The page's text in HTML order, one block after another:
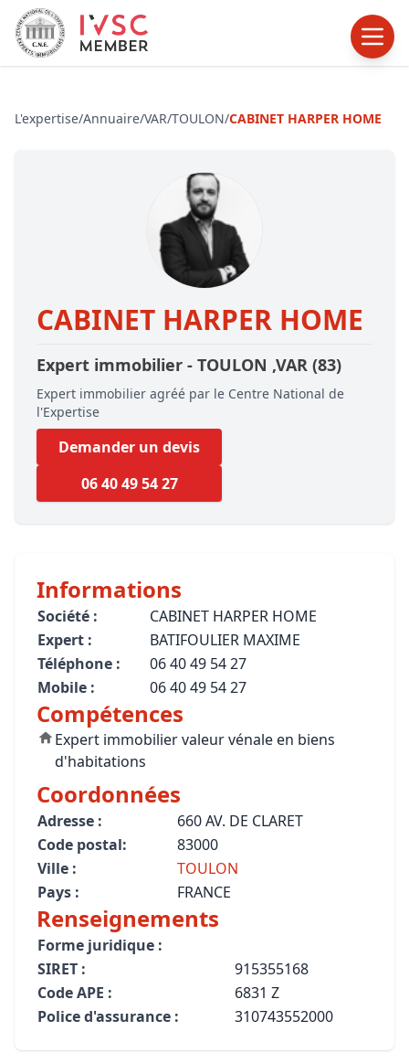
L'expertise/Annuaire/VAR/TOULON/CABINET HARPER HOME
CABINET HARPER HOME
Expert immobilier - TOULON ,VAR (83)
Expert immobilier agréé par le Centre National de
l'Expertise
Demander un devis
06 40 49 54 27
Informations
Société :
CABINET HARPER HOME
Expert :
BATIFOULIER MAXIME
Téléphone :
06 40 49 54 27
Mobile :
06 40 49 54 27
Compétences
Expert immobilier valeur vénale en biens
d'habitations
Coordonnées
Adresse :
660 AV. DE CLARET
Code postal:
83000
Ville :
TOULON
Pays :
FRANCE
Renseignements
Forme juridique :
SIRET :
915355168
Code APE :
6831 Z
Police d'assurance :
310743552000